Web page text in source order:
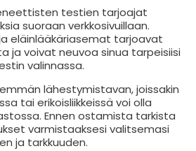
testien tarjoajat
suoraan verkkosivuillaan.
eläinlääkäriasemat tarjoavat
ja voivat neuvoa sinua tarpeisiisi
valinnassa.
lähestymistavan, joissakin
tai erikoisliikkeissä voi olla
Ennen ostamista tarkista
varmistaaksesi valitsemasi
ja tarkkuuden.